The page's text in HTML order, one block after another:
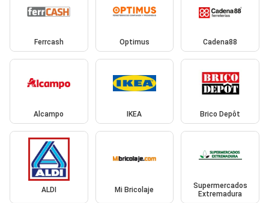
Ferrcash Optimus Cadena88
Alcampo IKEA Brico Depôt
ALDI Mi Bricolaje
Supermercados
Extremadura